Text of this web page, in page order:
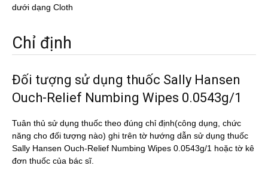
dưới dạng Cloth
Chỉ định
Đối tượng sử dụng thuốc Sally Hansen
Ouch-Relief Numbing Wipes 0.0543g/1
Tuân thủ sử dụng thuốc theo đúng chỉ định(công dụng, chức
năng cho đối tượng nào) ghi trên tờ hướng dẫn sử dụng thuốc
Sally Hansen Ouch-Relief Numbing Wipes 0.0543g/1 hoặc tờ kê
đơn thuốc của bác sĩ.